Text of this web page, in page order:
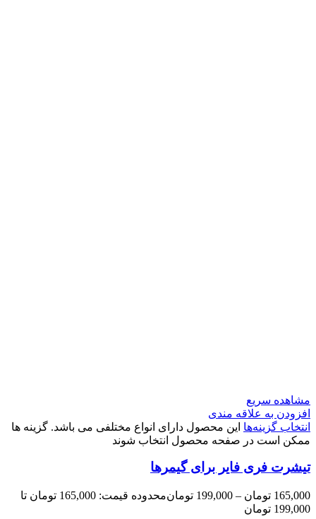
مشاهده سریع
افزودن به علاقه مندی
انتخاب گزینه‌ها این محصول دارای انواع مختلفی می باشد. گزینه ها
ممکن است در صفحه محصول انتخاب شوند
تیشرت فری فایر برای گیمرها
165,000 تومان –
199,000 تومان
محدوده قیمت: 165,000 تومان تا
199,000 تومان